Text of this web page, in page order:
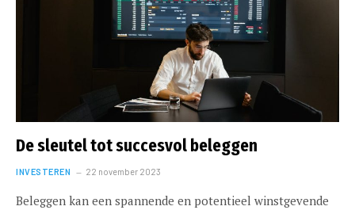
De sleutel tot succesvol beleggen
INVESTEREN 22 november 2023
Beleggen kan een spannende en potentieel winstgevende